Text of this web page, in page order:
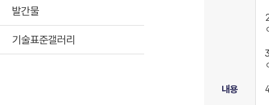
내용
발간물
기술표준갤러리